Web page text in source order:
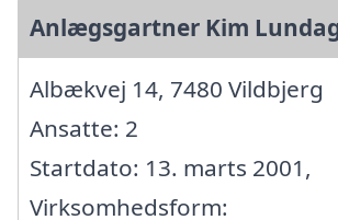
Anlægsgartner Kim
Albækvej 14, 7480 Vildbjerg
Ansatte: 2
Startdato: 13. marts 2001,
Virksomhedsform: